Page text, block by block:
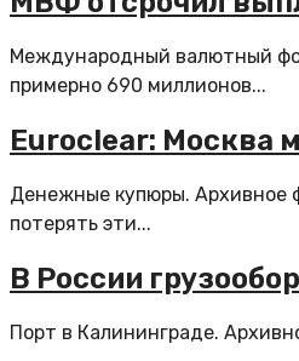
Международный валютный
примерно 690 миллионов...
Euroclear: Москва
Денежные купюры. Архивное
потерять эти...
В России
Порт в Калининграде.